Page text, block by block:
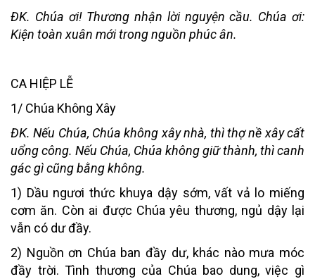
ĐK. Chúa ơi! Thương nhận lời nguyện cầu. Chúa ơi:
Kiện toàn xuân mới trong nguồn phúc ân.
CA HIỆP LỄ
1/ Chúa Không Xây
ĐK. Nếu Chúa, Chúa không xây nhà, thì thợ nề xây cất
uổng công. Nếu Chúa, Chúa không giữ thành, thì canh
gác gì cũng bằng không.
1) Dầu ngươi thức khuya dậy sớm, vất vả lo miếng
cơm ăn. Còn ai được Chúa yêu thương, ngủ dậy lại
vẫn có dư đầy.
2) Nguồn ơn Chúa ban đầy dư, khác nào mưa móc
đầy trời. Tình thương của Chúa bao dung, việc gì